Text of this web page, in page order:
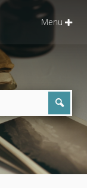
Menu